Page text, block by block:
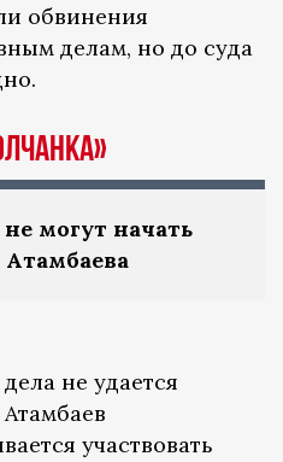
обвинения
делам, но до суда
могут начать
не удается
участвовать